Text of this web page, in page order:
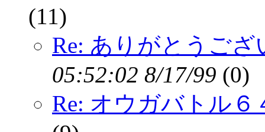
(11)
Re: ありがとうござ
05:52:02 8/17/99 (0)
Re: オウガバトル６